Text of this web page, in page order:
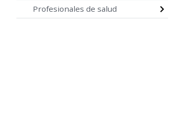
Profesionales de salud